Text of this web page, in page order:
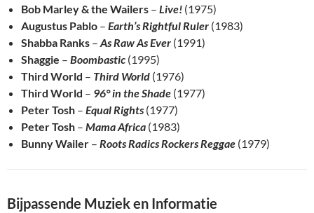
Bob Marley & the Wailers – Live! (1975)
Augustus Pablo – Earth’s Rightful Ruler (1983)
Shabba Ranks – As Raw As Ever (1991)
Shaggie – Boombastic (1995)
Third World – Third World (1976)
Third World – 96° in the Shade (1977)
Peter Tosh – Equal Rights (1977)
Peter Tosh – Mama Africa (1983)
Bunny Wailer – Roots Radics Rockers Reggae (1979)
Bijpassende Muziek en Informatie